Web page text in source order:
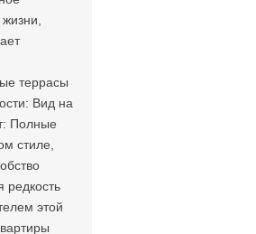
террасы
Вид на
Полные
стиле,
редкость
этой